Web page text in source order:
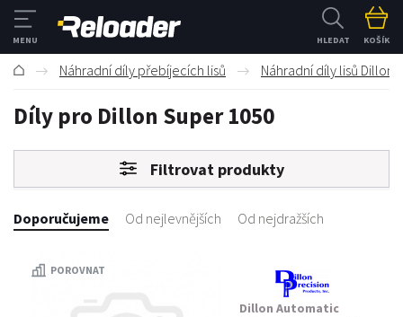
HLEDAT KOŠÍK
Náhradní díly přebíjecích lisů Náhradní díly lisů Dillon
Díly pro Dillon Super 1050
Filtrovat produkty
Doporučujeme Od nejlevnějších Od nejdražších
POROVNAT
Dillon Automatic